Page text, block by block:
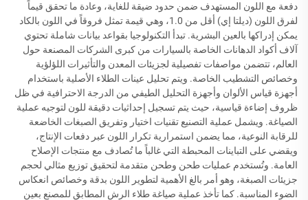
دفعة مع اللون المستهدف ضمن حدود ضيقة للغاية، وعادة ما تحقق قيماً
لفرق اللون (ديلتا إي) أقل من 1.0، وهي قيمة تمثل فروقاً في اللون بالكاد
يمكن إدراكها بالعين البشرية. تبدأ التكنولوجيا بقواعد بيانات شاملة تحتوي
آلاف أكواد الدهانات الخاصة بالسيارات من كبرى الشركات المصنعة حول
العالم، تتضمن مواصفات تفصيلية لجزيئات المعدن والتأثيرات اللؤلؤية
وخصائص التشطيب الخاصة. ويتم تحليل عينات الطلاء الأصلية باستخدام
أجهزة قياس الألوان وأجهزة التحليل الطيفي من الدرجة الاحترافية في ظل
ظروف إضاءة قياسية، حيث يتم تسجيل إحداثيات دقيقة للون لتوجيه عملية
الصياغة. ويشمل عملية التصنيع تقنيات اختيار وتفريق الصبغات الخاضعة
للرقابة النوعية، مما يضمن استمرارية تكرار اللون عبر دفعات الإنتاج،
ويقضي على التباينات المحبطة التي غالباً ما تُصادف مع منتجات الإصلاح
العامة. وتُستخدم عمليات طحن وطحن متقدمة لتحقيق توزيع مثالي لحجم
جزيئات الصبغة، وهو أمر بالغ الأهمية لتطوير اللون بدقة وخصائص انعكاس
الضوء المناسبة. كما تأخذ عملية صياغة طلاء الرش المطابق للمصنع بعين